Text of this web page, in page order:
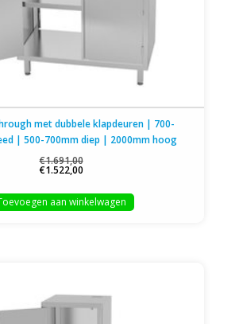
met dubbele klapdeuren | 700-
| 500-700mm diep | 2000mm hoog
€1.691,00
€1.522,00
aan winkelwagen